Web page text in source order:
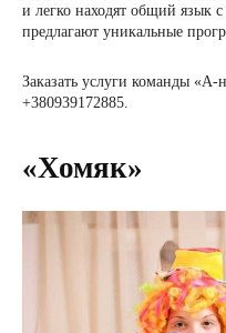
и легко находят общий язык
предлагают уникальные
Заказать услуги команды
+380939172885.
«Хомяк»